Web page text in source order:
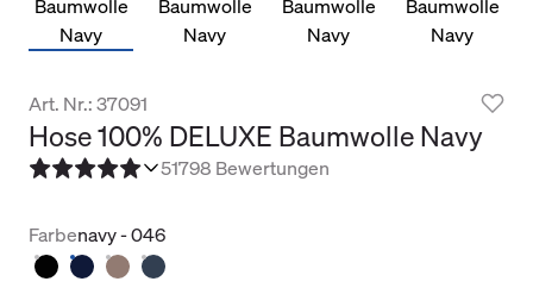
Art. Nr.: 37091
Hose 100% DELUXE Baumwolle Navy
51798 Bewertungen
Farbenavy - 046